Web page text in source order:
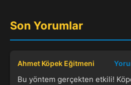
Son Yorumlar
Ahmet Köpek Eğitmeni
Bu yöntem gerçekten etkili!